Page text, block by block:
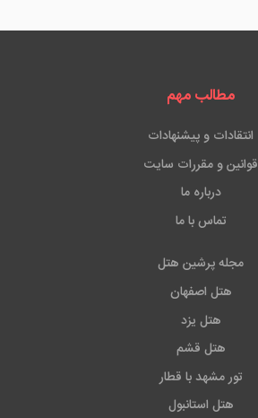
مطالب مهم
انتقادات و پیشنهادات
قوانین و مقررات سایت
درباره ما
تماس با ما
مجله پرشین هتل
هتل اصفهان
هتل یزد
هتل قشم
تور مشهد با قطار
هتل استانبول